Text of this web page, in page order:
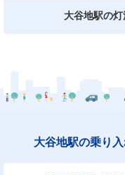
大谷地駅の
大谷地駅の乗り